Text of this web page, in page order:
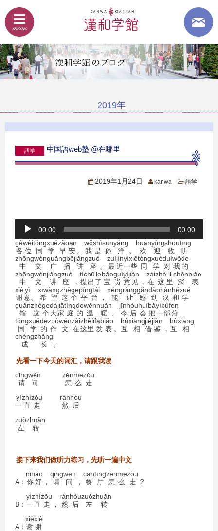
2019年
語学 中国語web塾 @在哪里
2019年1月24日 kanwa 語学
プ
レ
ー
ヤ
ー
00:00 00:00
各位
gèwèi
同学
tóngxué
早安
zǎoān
。
我
wǒ
是
shì
孙
sūn
洋
yáng
。
欢 迎
huānyíng
收听
shōutīng
中文
zhōngwén
广播
guǎngbō
讲 座
jiǎngzuò
。
最近
zuìjìn
一些
yìxiē
同学
tóngxué
对
duì
我
wǒ
的
de
中文
zhōngwén
讲 座
jiǎngzuò
， 提出
tíchū
了
le
宝 贵
bǎoguì
意 见
yìjiàn
， 在
zài
这
zhè
里
lǐ
深
shēn
表
biǎo
谢
xiè
意
yì
。
希望
xīwàng
这 个
zhège
平台
píngtái
，
能
néng
让
ràng
感
gǎn
到
dào
汉
hàn
和
hé
学
xué
馆
guǎn
这
zhè
个
ge
大
dà
家
jiā
庭
tíng
的
de
温
wēn
暖
nuǎn
。
今后
jīnhòu
会
huì
把
bǎ
一部分
yíbùfen
同学
tóngxué
的
de
作文
zuòwén
在
zài
这里
zhèlǐ
发 表
fābiǎo
。 互
hù
相
xiāng
借
jiè
鉴
jiàn
， 互
hù
相
xiāng
成
chéng
长
zhǎng
。
先看一下今天的词汇 ， 请跟我读
请
qǐng
问
wèn
怎
zěn
么
me
走
zǒu
一
yì
直
zhí
走
zǒu
然
rán
后
hòu
左
zuǒ
转
zhuǎn
接下来我们做听力练习 ，先听一遍中文
A： 你好
nǐhǎo
，
请问
qǐngwèn
，
餐 厅
cāntīng
怎么
zěnme
走
zǒu
？
B ： 一直
yìzhí
走
zǒu
，
然后
ránhòu
左 转
zuǒzhuǎn
A ： 谢谢
xièxiè